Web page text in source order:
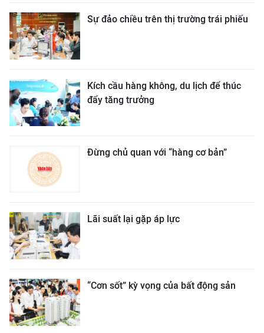
Sự đảo chiều trên thị trường trái phiếu
Kích cầu hàng không, du lịch để thúc
đẩy tăng trưởng
Đừng chủ quan với “hàng cơ bản”
Lãi suất lại gặp áp lực
“Cơn sốt” kỳ vọng của bất động sản